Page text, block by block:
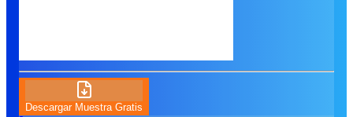
Descargar Muestra Gratis